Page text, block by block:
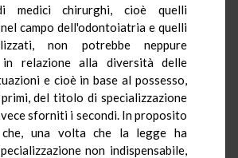
medici chirurghi, cioè quelli
campo dell'odontoiatria e quelli
non potrebbe neppure
in relazione alla diversità delle
e cioè in base al possesso,
del titolo di specializzazione
sforniti i secondi. In proposito
una volta che la legge ha
non indispensabile,